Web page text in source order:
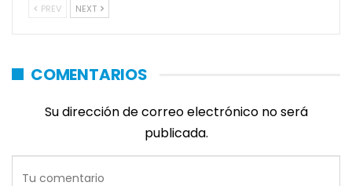
PREV NEXT
COMENTARIOS
Su dirección de correo electrónico no será
publicada.